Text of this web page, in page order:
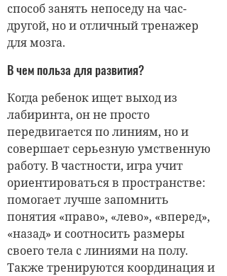
способ занять непоседу на час-
другой, но и отличный тренажер
для мозга.
В чем польза для развития?
Когда ребенок ищет выход из
лабиринта, он не просто
передвигается по линиям, но и
совершает серьезную умственную
работу. В частности, игра учит
ориентироваться в пространстве:
помогает лучше запомнить
понятия «право», «лево», «вперед»,
«назад» и соотносить размеры
своего тела с линиями на полу.
Также тренируются координация и